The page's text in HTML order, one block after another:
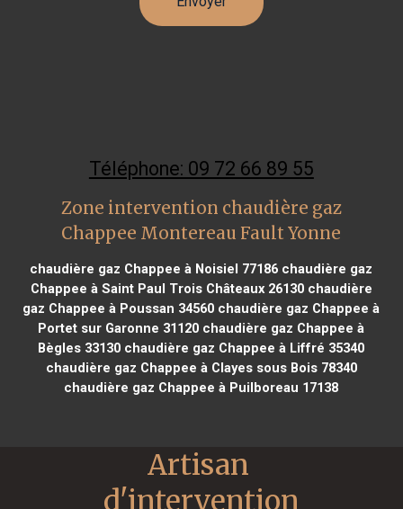
Téléphone: 09 72 66 89 55
Zone intervention chaudière gaz
Chappee Montereau Fault Yonne
chaudière gaz Chappee à Noisiel 77186 chaudière gaz
Chappee à Saint Paul Trois Châteaux 26130chaudière
gaz Chappee à Poussan 34560 chaudière gaz Chappee à
Portet sur Garonne 31120 chaudière gaz Chappee à
Bègles 33130 chaudière gaz Chappee à Liffré 35340
chaudière gaz Chappee à Clayes sous Bois 78340
chaudière gaz Chappee à Puilboreau 17138
Artisan
d'intervention